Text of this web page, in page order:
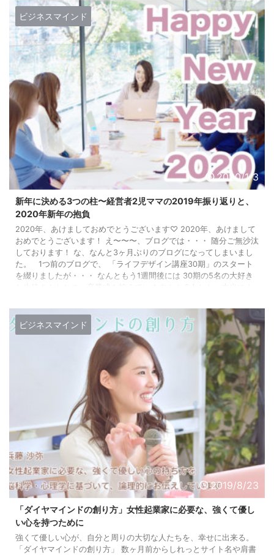
働く仲間も、お金 ...
ビジネスマインド
2020/1/3
新年に決める3つの柱〜経営者2児ママの2019年振り返りと、
2020年新年の抱負
2020年、あけましておめでとうございます♡ 2020年、あけまして
おめでとうございます！ え〜〜〜、ブログでは・・・ 随分ご無沙汰
しております！ な、なんと3ヶ月ぶりのブログになってしまいまし
た。 1つ前のブログで、 「ライフデザイン講座30期」のスタート
を綴りましたが・・・ なんともう1週間後には 30期の5名の大好き
て私の誇りです＾＾ 元来、ブログで講座のレポート ...
ビジネスマインド
2019/8/23
「ダイヤマインドの創り方」女性起業家に必要な、強くて優し
い心を持つために
強くて優しい心が、自分と周りの大切な人たちを、幸せに出来る。
「ダイヤマインドの創り方」 数ヶ月前からしれっとサイト名や肩書